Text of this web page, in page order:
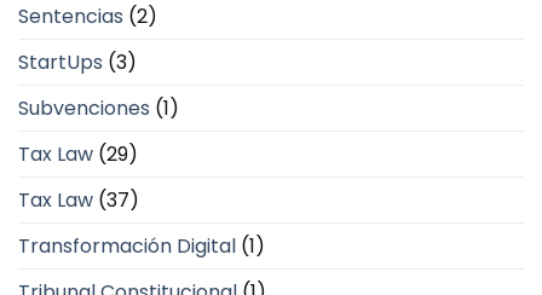
Sentencias (2)
StartUps (3)
Subvenciones (1)
Tax Law (29)
Tax Law (37)
Transformación Digital (1)